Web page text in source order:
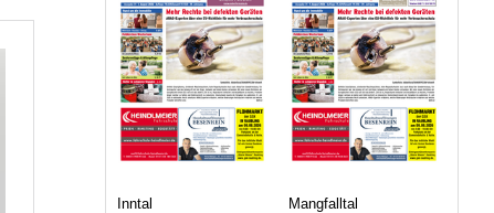
Inntal Mangfalltal